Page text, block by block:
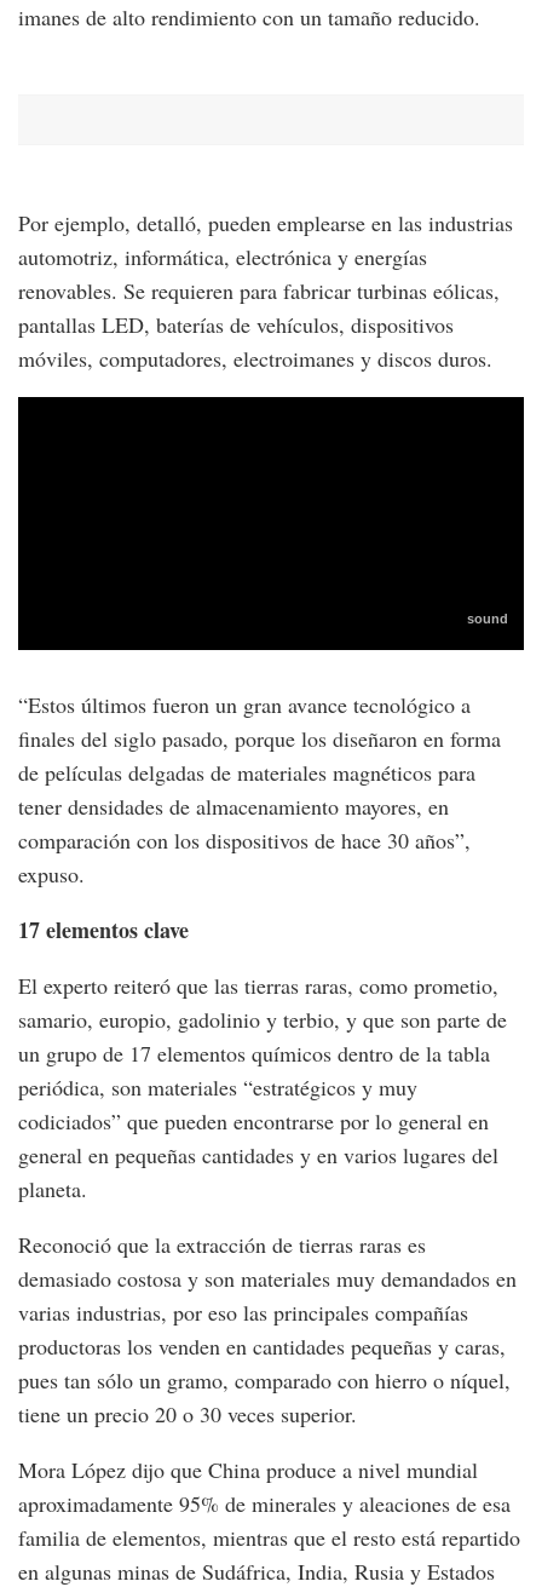
imanes de alto rendimiento con un tamaño reducido.
Por ejemplo, detalló, pueden emplearse en las industrias
automotriz, informática, electrónica y energías
renovables. Se requieren para fabricar turbinas eólicas,
pantallas LED, baterías de vehículos, dispositivos
móviles, computadores, electroimanes y discos duros.
“Estos últimos fueron un gran avance tecnológico a
finales del siglo pasado, porque los diseñaron en forma
de películas delgadas de materiales magnéticos para
tener densidades de almacenamiento mayores, en
comparación con los dispositivos de hace 30 años”,
expuso.
17 elementos clave
El experto reiteró que las tierras raras, como prometio,
samario, europio, gadolinio y terbio, y que son parte de
un grupo de 17 elementos químicos dentro de la tabla
periódica, son materiales “estratégicos y muy
codiciados” que pueden encontrarse por lo general en
general en pequeñas cantidades y en varios lugares del
planeta.
Reconoció que la extracción de tierras raras es
demasiado costosa y son materiales muy demandados en
varias industrias, por eso las principales compañías
productoras los venden en cantidades pequeñas y caras,
pues tan sólo un gramo, comparado con hierro o níquel,
tiene un precio 20 o 30 veces superior.
Mora López dijo que China produce a nivel mundial
aproximadamente 95% de minerales y aleaciones de esa
familia de elementos, mientras que el resto está repartido
en algunas minas de Sudáfrica, India, Rusia y Estados